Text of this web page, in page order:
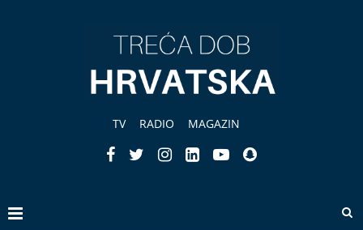
TV RADIO MAGAZIN